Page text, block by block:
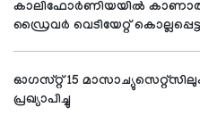
കാലിഫോര്‍ണിയയില്‍
ഡ്രൈവര്‍ വെടിയേറ്റ്
ഓഗസ്റ്റ് 15
പ്രഖ്യാപിച്ചു